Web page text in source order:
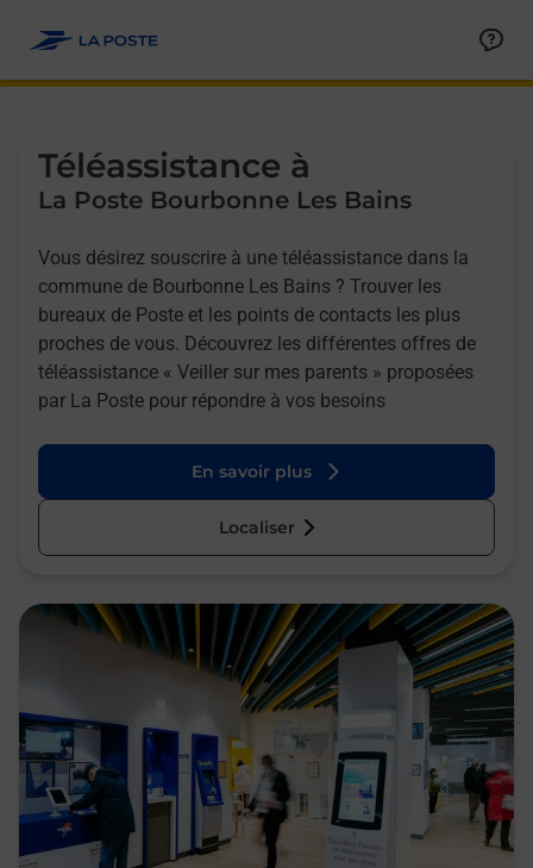
Téléassistance à
La Poste Bourbonne Les Bains
Vous désirez souscrire à une téléassistance dans la
commune de Bourbonne Les Bains ? Trouver les
bureaux de Poste et les points de contacts les plus
proches de vous. Découvrez les différentes offres de
téléassistance « Veiller sur mes parents » proposées
par La Poste pour répondre à vos besoins
En savoir plus
Localiser